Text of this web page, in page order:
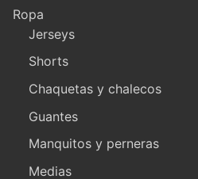
Ropa
Jerseys
Shorts
Chaquetas y chalecos
Guantes
Manquitos y perneras
Medias